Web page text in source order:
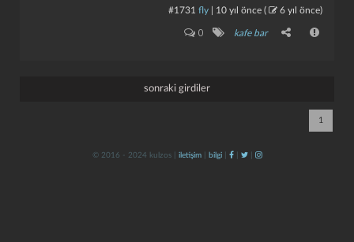
#1731 fly 10 yıl önce ( 6 yıl önce)
0 kafe bar
sonraki girdiler
1
kapat kaydet
© 2016 - 2024 kulzos | iletişim| bilgi| | |